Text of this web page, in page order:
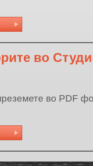
во
во PDF